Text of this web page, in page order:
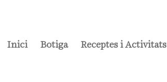
Inici Botiga Receptes i Activitats